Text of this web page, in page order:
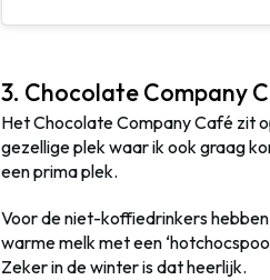
3. Chocolate Company
Het Chocolate Company Café zit
gezellige plek waar ik ook graag
een prima plek.
Voor de niet-koffiedrinkers
warme melk met een
Zeker in de winter is dat heerlijk.